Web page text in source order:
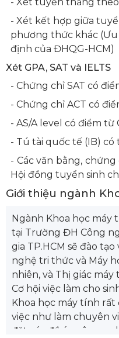
- Xét kết hợp giữa
phương thức khác
định của ĐHQG-HCM)
Xét GPA, SAT và IELTS
- Chứng chỉ SAT có
- Chứng chỉ ACT có
- AS/A level có điểm từ
- Tú tài quốc tế (IB) có
- Các văn bằng,
Hội đồng tuyển sinh
Giới thiệu ngành
Ngành Khoa học máy
tại Trường ĐH Công
gia TP.HCM sẽ đào
nghệ tri thức và Máy
nhiên, và Thị giác
Cơ hội việc làm cho
Khoa học máy tính rất
việc như làm chuyên
đặt các đề án công